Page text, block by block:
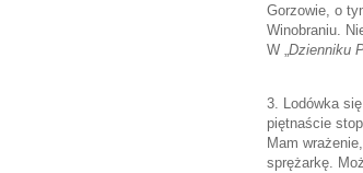
Gorzowie, o
Winobraniu.
W „ Dzienniku
3. Lodówka
piętnaście
Mam
sprężarkę.